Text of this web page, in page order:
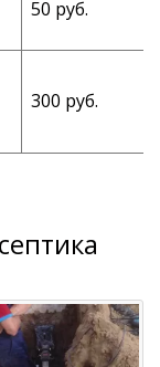
50 руб.
300 руб.